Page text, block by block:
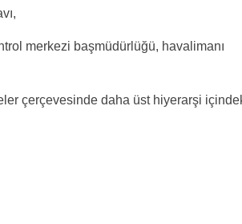
merkezi başmüdürlüğü, havalimanı
çerçevesinde daha üst hiyerarşi